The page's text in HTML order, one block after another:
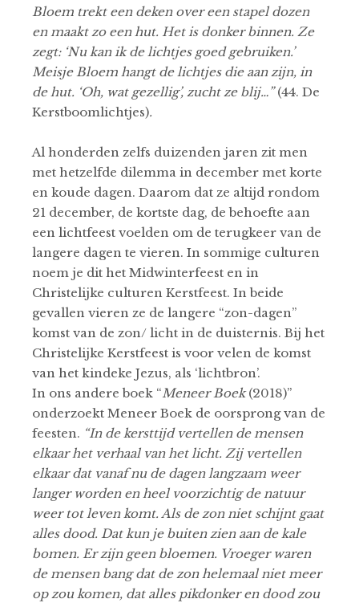
Bloem trekt een deken over een stapel dozen
en maakt zo een hut. Het is donker binnen. Ze
zegt: ‘Nu kan ik de lichtjes goed gebruiken.’
Meisje Bloem hangt de lichtjes die aan zijn, in
de hut. ‘Oh, wat gezellig’, zucht ze blij…”(44. De
Kerstboomlichtjes).
Al honderden zelfs duizenden jaren zit men
met hetzelfde dilemma in december met korte
en koude dagen. Daarom dat ze altijd rondom
21 december, de kortste dag, de behoefte aan
een lichtfeest voelden om de terugkeer van de
langere dagen te vieren. In sommige culturen
noem je dit het Midwinterfeest en in
Christelijke culturen Kerstfeest. In beide
gevallen vieren ze de langere “zon-dagen”
komst van de zon/ licht in de duisternis. Bij het
Christelijke Kerstfeest is voor velen de komst
van het kindeke Jezus, als ‘lichtbron’.
In ons andere boek “Meneer Boek(2018)”
onderzoekt Meneer Boek de oorsprong van de
feesten. “In de kersttijd vertellen de mensen
elkaar het verhaal van het licht. Zij vertellen
elkaar dat vanaf nu de dagen langzaam weer
langer worden en heel voorzichtig de natuur
weer tot leven komt. Als de zon niet schijnt gaat
alles dood. Dat kun je buiten zien aan de kale
bomen. Er zijn geen bloemen. Vroeger waren
de mensen bang dat de zon helemaal niet meer
op zou komen, dat alles pikdonker en dood zou